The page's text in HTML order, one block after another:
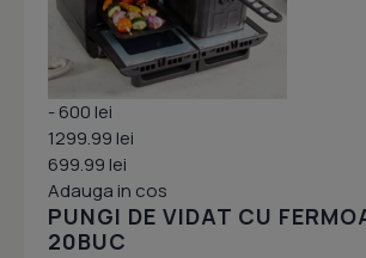
- 600 lei
1299.99 lei
699.99 lei
Adauga in cos
PUNGI DE VIDAT CU
20BUC